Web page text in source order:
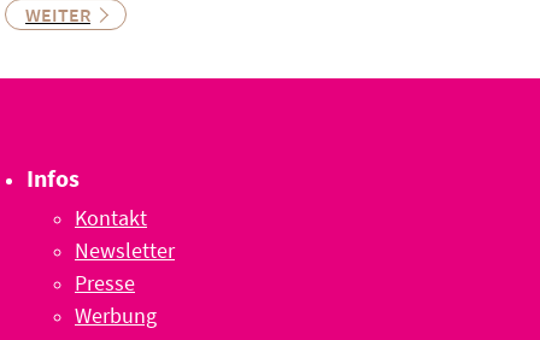
WEITER
Infos
Kontakt
Newsletter
Presse
Werbung